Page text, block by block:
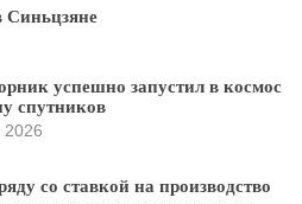
Синьцзяне
успешно запустил в космос
спутников
2026
со ставкой на производство